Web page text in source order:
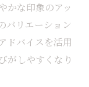
かな印象のアッ
バリエーション
ドバイスを活用
がしやすくなり